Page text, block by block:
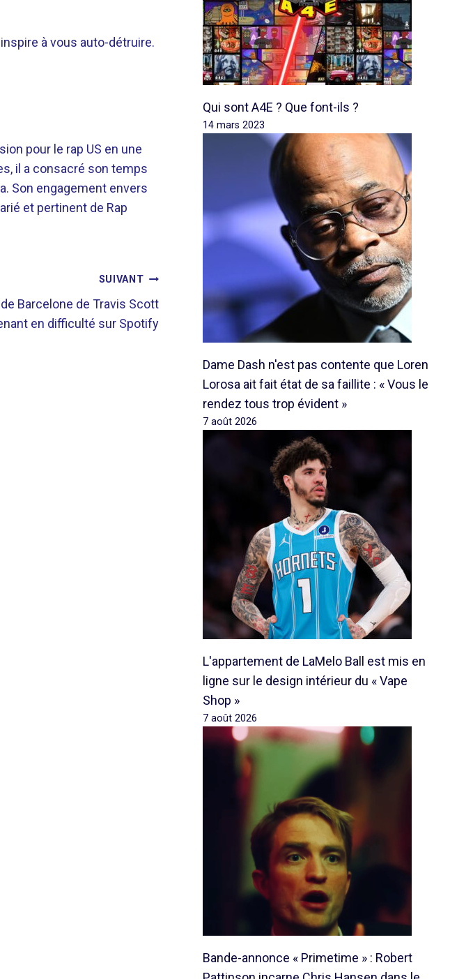
à vous auto-détruire.
pour le rap US en une
il a consacré son temps
Son engagement envers
et pertinent de Rap
SUIVANT
Barcelone de Travis Scott
en difficulté sur Spotify
Qui sont A4E ? Que font-ils ?
14 mars 2023
Dame Dash n'est pas contente que Loren
Lorosa ait fait état de sa faillite : « Vous le
rendez tous trop évident »
7 août 2026
L'appartement de LaMelo Ball est mis en
ligne sur le design intérieur du « Vape
Shop »
7 août 2026
Bande-annonce « Primetime » : Robert